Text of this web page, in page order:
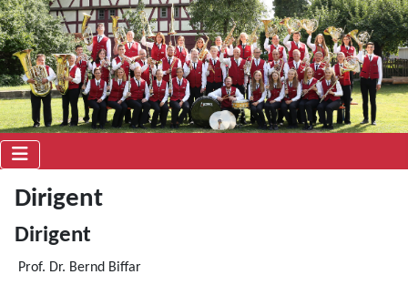
Dirigent
Dirigent
Prof. Dr. Bernd Biffar